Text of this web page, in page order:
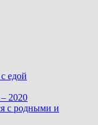
едой
2020
с родными и